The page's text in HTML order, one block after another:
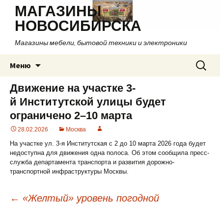
МАГАЗИНЫ
НОВОСИБИРСКА
Магазины мебели, бытовой техники и электроники
Меню
содержимому
Найти:
Движение на участке 3-
й Институтской улицы будет
ограничено 2–10 марта
28.02.2026 Москва
На участке ул. 3-я Институтская с 2 до 10 марта 2026 года будет
недоступна для движения одна полоса. Об этом сообщила пресс-
служба департамента транспорта и развития дорожно-
транспортной инфраструктуры Москвы.
← «Желтый» уровень погодной